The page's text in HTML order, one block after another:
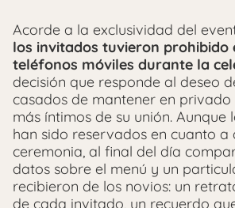
Acorde a la exclusividad del
los invitados tuvieron prohibido
teléfonos móviles durante la
decisión que responde al deseo
casados de mantener en
más íntimos de su unión. Aunque
han sido reservados en cuanto a
ceremonia, al final del día
datos sobre el menú y un
recibieron de los novios: un
de cada invitado, un recuerdo